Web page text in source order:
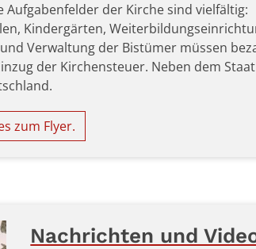
Aufgabenfelder der Kirche sind vielfältig:
Kindergärten,
Verwaltung der Bistümer müssen
der Kirchensteuer. Neben dem
zum Flyer.
Nachrichten und